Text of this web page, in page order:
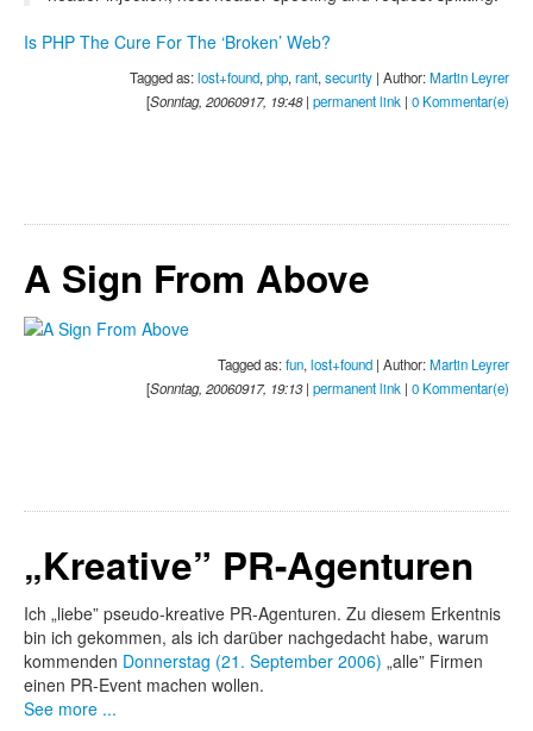
Is PHP The Cure For The ‘Broken’ Web?
Tagged as:lost+found, php, rant, security | Author:Martin Leyrer
[Sonntag, 20060917, 19:48| permanent link | 0 Kommentar(e)
A Sign From Above
Tagged as:fun,lost+found | Author:Martin Leyrer
[Sonntag, 20060917, 19:13| permanent link | 0 Kommentar(e)
„Kreative” PR-Agenturen
Ich „liebe” pseudo-kreative PR-Agenturen. Zu diesem Erkentnis
bin ich gekommen, als ich darüber nachgedacht habe, warum
kommenden Donnerstag (21. September 2006) „alle” Firmen
einen PR-Event machen wollen.
See more ...